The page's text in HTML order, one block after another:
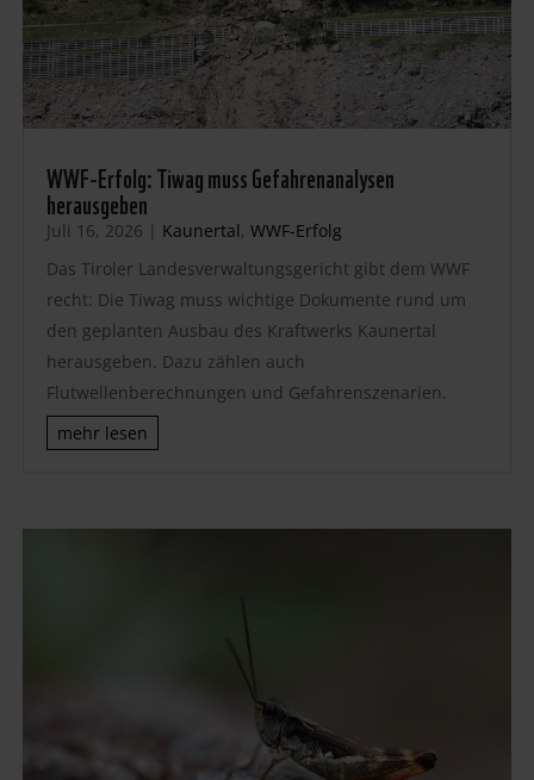
WWF-Erfolg: Tiwag muss Gefahrenanalysen
herausgeben
Juli 16, 2026 | Kaunertal, WWF-Erfolg
Das Tiroler Landesverwaltungsgericht gibt dem WWF
recht: Die Tiwag muss wichtige Dokumente rund um
den geplanten Ausbau des Kraftwerks Kaunertal
herausgeben. Dazu zählen auch
Flutwellenberechnungen und Gefahrenszenarien.
mehr lesen